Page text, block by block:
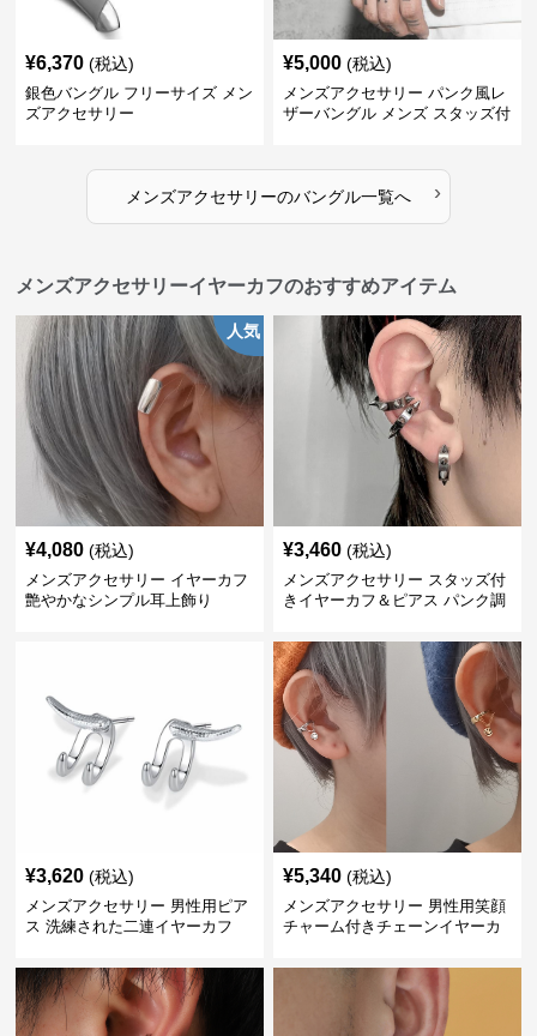
¥6,370 (税込)
銀色バングル フリーサイズ メン
ズアクセサリー
¥5,000 (税込)
メンズアクセサリー パンク風レ
ザーバングル メンズ スタッズ付
メンズアクセサリーのバングル一覧へ ›
メンズアクセサリーイヤーカフのおすすめアイテム
人気
¥4,080 (税込)
メンズアクセサリー イヤーカフ
艶やかなシンプル耳上飾り
¥3,460 (税込)
メンズアクセサリー スタッズ付
きイヤーカフ＆ピアス パンク調
¥3,620 (税込)
メンズアクセサリー 男性用ピア
ス 洗練された二連イヤーカフ
¥5,340 (税込)
メンズアクセサリー 男性用笑顔
チャーム付きチェーンイヤーカ